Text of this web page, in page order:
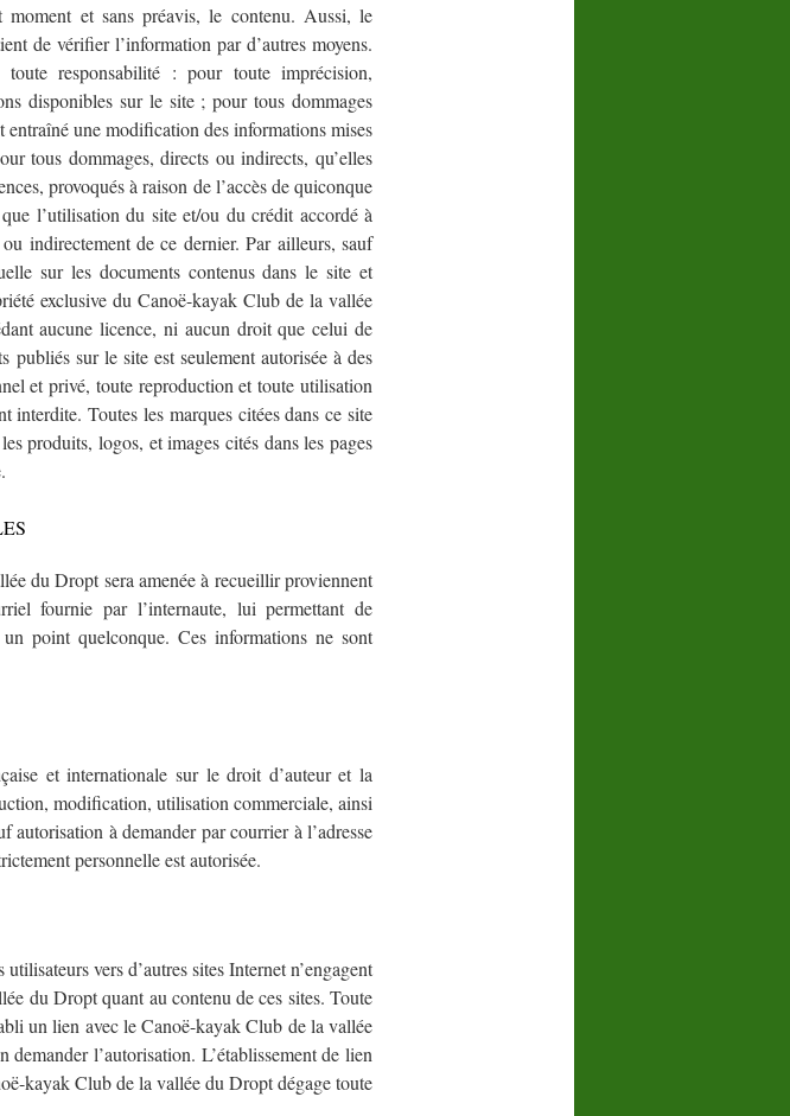
et sans préavis, le contenu. Aussi, le
de vérifier l’information par d’autres moyens.
responsabilité : pour toute imprécision,
disponibles sur le site ; pour tous dommages
entraîné une modification des informations mises
tous dommages, directs ou indirects, qu’elles
provoqués à raison de l’accès de quiconque
l’utilisation du site et/ou du crédit accordé à
indirectement de ce dernier. Par ailleurs, sauf
sur les documents contenus dans le site et
exclusive du Canoë-kayak Club de la vallée
aucune licence, ni aucun droit que celui de
sur le site est seulement autorisée à des
et privé, toute reproduction et toute utilisation
interdite. Toutes les marques citées dans ce site
produits, logos, et images cités dans les pages
du Dropt sera amenée à recueillir proviennent
fournie par l’internaute, lui permettant de
point quelconque. Ces informations ne sont
et internationale sur le droit d’auteur et la
modification, utilisation commerciale, ainsi
autorisation à demander par courrier à l’adresse
personnelle est autorisée.
vers d’autres sites Internet n’engagent
du Dropt quant au contenu de ces sites. Toute
un lien avec le Canoë-kayak Club de la vallée
l’autorisation. L’établissement de lien
kayak Club de la vallée du Dropt dégage toute